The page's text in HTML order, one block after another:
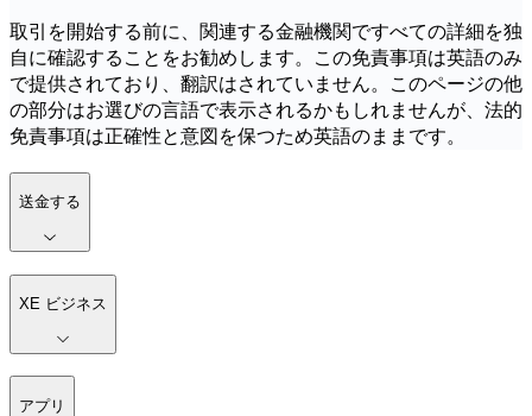
取引を開始する前に、関連する金融機関ですべての詳細を独
自に確認することをお勧めします。この免責事項は英語のみ
で提供されており、翻訳はされていません。このページの他
の部分はお選びの言語で表示されるかもしれませんが、法的
免責事項は正確性と意図を保つため英語のままです。
送金する
XE ビジネス
アプリ